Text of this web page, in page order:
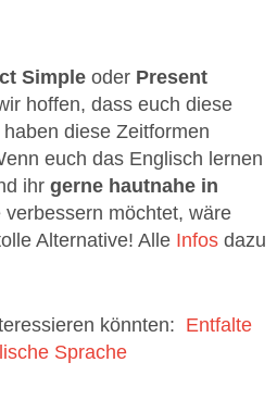
Simple oder Present
hoffen, dass euch diese
diese Zeitformen
euch das Englisch lernen
ihr gerne hautnahe in
verbessern möchtet, wäre
Alternative! Alle Infos dazu
könnten: Entfalte
Sprache